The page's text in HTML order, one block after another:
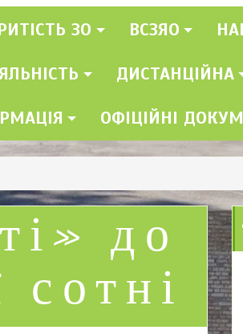
ЗО ВСЗЯО
ДИСТАНЦІЙНА
ОФІЦІЙНІ
до